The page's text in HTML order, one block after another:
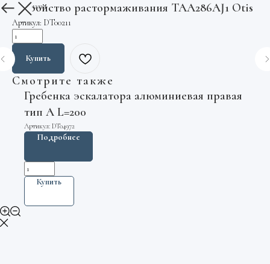
Вернуться назад
Устройство растормаживания TAA286AJ1 Otis
Артикул: DT00211
Купить
Смотрите также
Гребенка эскалатора алюминиевая правая
тип A L=200
Артикул: DT04972
Подробнее
Купить